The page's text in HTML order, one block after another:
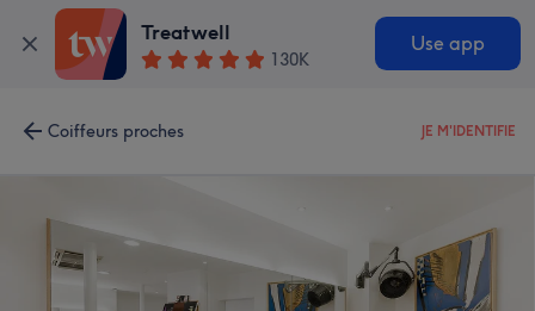
Treatwell
130K
Use app
Coiffeurs proches JE M'IDENTIFIE